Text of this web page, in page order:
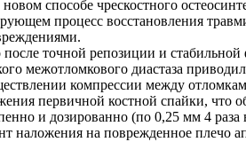
способе чрескостного
процесс восстановления
после точной репозиции и
межотломкового диастаза
компрессии между
первичной костной спайки, что
и дозированно (по 0,25 мм 4
на поврежденное плечо